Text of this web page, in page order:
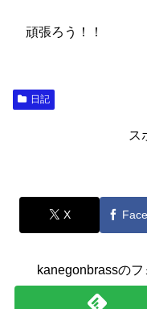
頑張ろう！！
日記
ス
X
kanegonbrassのフ